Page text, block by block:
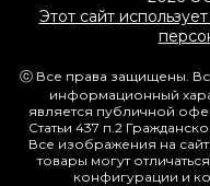
Этот сайт
ⓒ Все права защищены.
информационный
является публичной
Статьи 437 п.2
Все изображения на
товары могут
конфигурации и